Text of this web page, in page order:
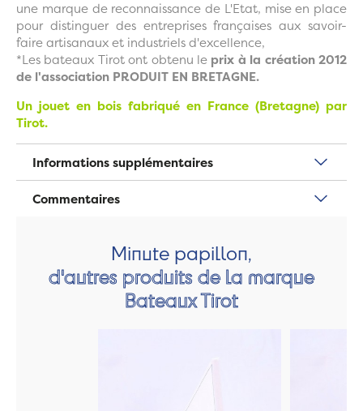
une marque de reconnaissance de L'Etat, mise en place
pour distinguer des entreprises françaises aux savoir-
faire artisanaux et industriels d'excellence,
*Les bateaux Tirot ont obtenu le prix à la création 2012
de l'association PRODUIT EN BRETAGNE.
Un jouet en bois fabriqué en France (Bretagne) par
Tirot.
Informations supplémentaires
Commentaires
Minute papillon,
d'autres produits de la marque
Bateaux Tirot